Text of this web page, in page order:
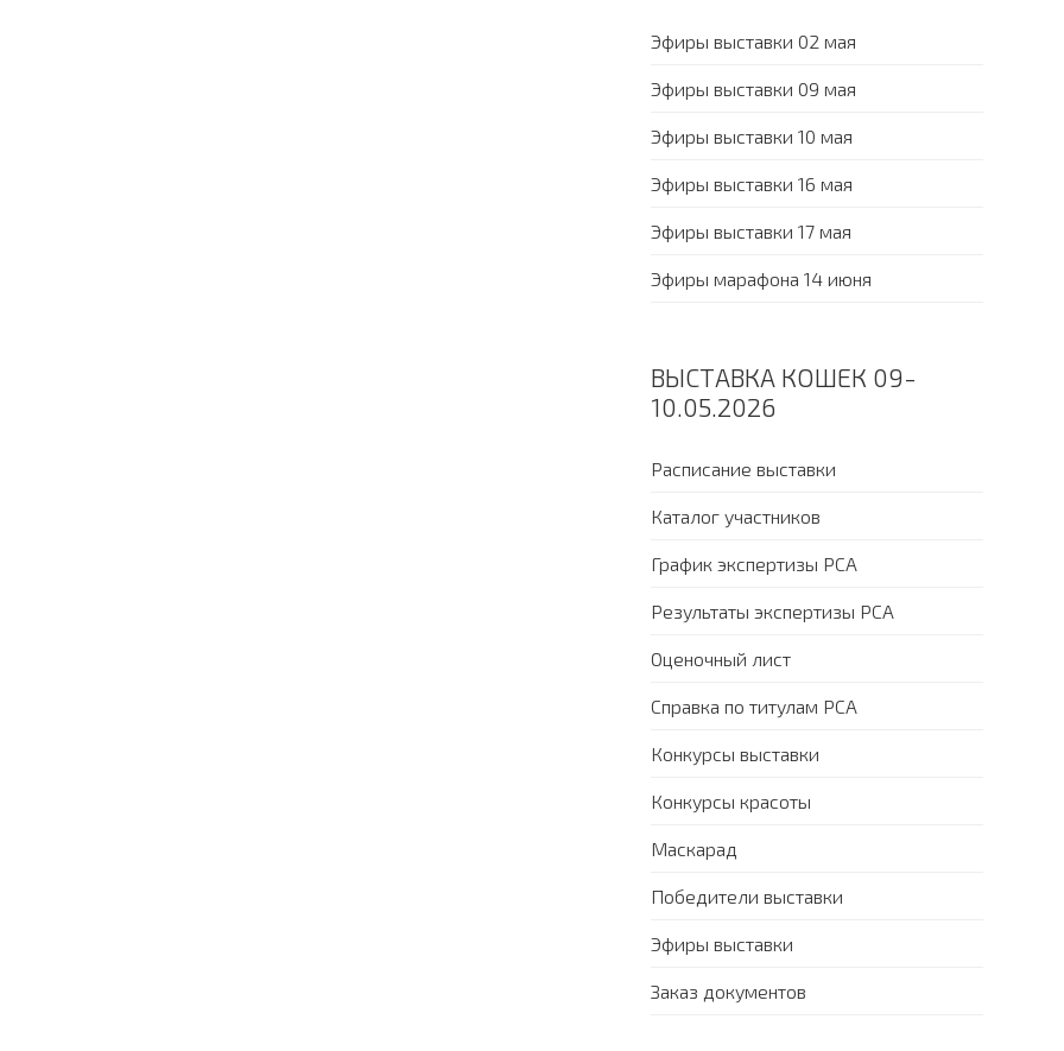
Эфиры выставки 02 мая
Эфиры выставки 09 мая
Эфиры выставки 10 мая
Эфиры выставки 16 мая
Эфиры выставки 17 мая
Эфиры марафона 14 июня
ВЫСТАВКА КОШЕК 09-
10.05.2026
Расписание выставки
Каталог участников
График экспертизы PCA
Результаты экспертизы PCA
Оценочный лист
Справка по титулам PCA
Конкурсы выставки
Конкурсы красоты
Маскарад
Победители выставки
Эфиры выставки
Заказ документов